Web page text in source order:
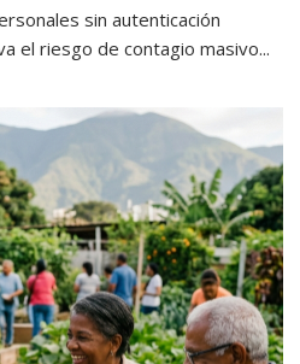
sin autenticación
el riesgo de contagio masivo...